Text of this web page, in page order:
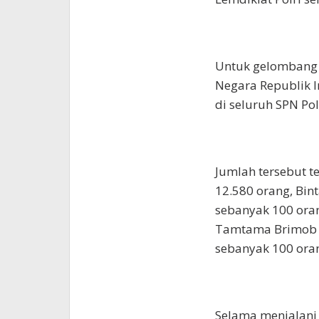
Untuk
Negara Republik
di seluruh SPN
Jumlah tersebut
12.580 orang,
sebanyak 100
Tamtama
sebanyak 100
Selama